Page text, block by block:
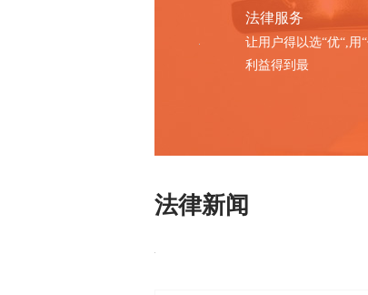
法律服务
让用户得以选“优“,用
利益得到最
法律新闻